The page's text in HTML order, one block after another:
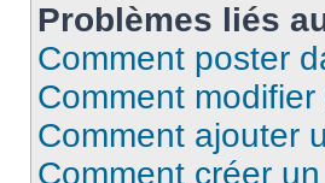
Problèmes liés
Comment poster
Comment
Comment ajouter
Comment créer